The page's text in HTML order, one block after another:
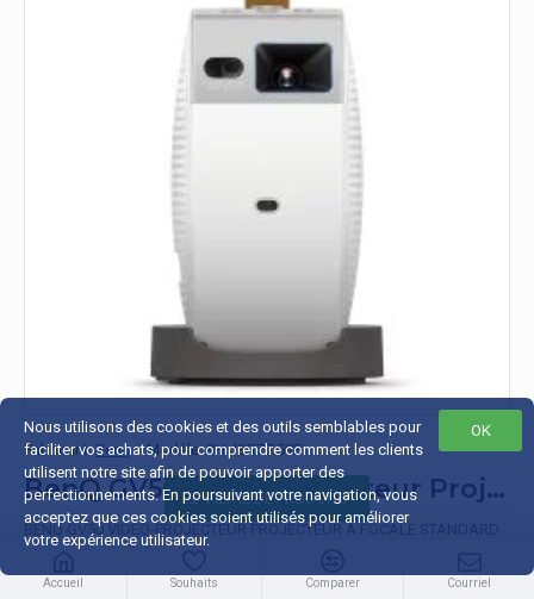
Fabricant: Benq Modèle: 9H.JSR77.59E
BenQ GV50 vidéo-projecteur Projecteur à focale standard 500 ANSI lumens DLP 1080p (1920x1080) Blanc
BENQ GV50 VIDÉO-PROJECTEUR PROJECTEUR À FOCALE STANDARD
500 ANSI LUMENS DLP 1080P (1920X1080) BLANC ..
Accueil Souhaits Comparer Courriel
OK
Nous utilisons des cookies et des outils semblables pour
faciliter vos achats, pour comprendre comment les clients
utilisent notre site afin de pouvoir apporter des
perfectionnements. En poursuivant votre navigation, vous
acceptez que ces cookies soient utilisés pour améliorer
votre expérience utilisateur.
FILTRE DE PRODUITS